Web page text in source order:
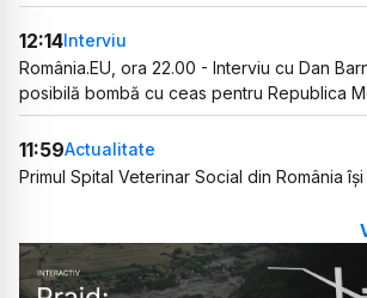
12:14Interviu
România.EU, ora 22.00 - Interviu cu Dan
posibilă bombă cu ceas pentru Republica
11:59Actualitate
Primul Spital Veterinar Social din România